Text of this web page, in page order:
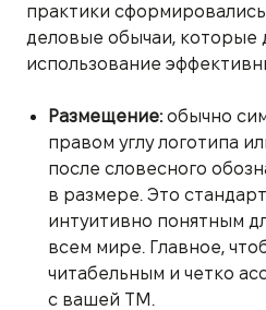
практики
деловые обычаи, которые
использование
Размещение:обычно
правом углу логотипа
после словесного
в размере. Это
интуитивно понятным
всем мире. Главное,
читабельным и четко
с вашей ТМ.